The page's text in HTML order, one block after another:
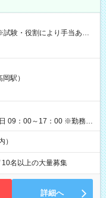
前払い）オプションあ
間ほどで給与の一部を受け
休憩1時間） 時給1,300円
日の役割により時給＋100
（休憩なし） 時給1,300
円＋交通費 【試用期
駅）
09：00～17：00 ※勤務時
）
名以上の大量募集
詳細へ